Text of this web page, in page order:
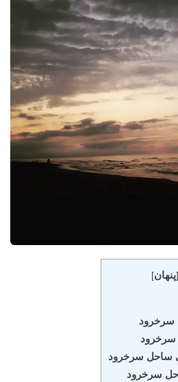
[پنهان]